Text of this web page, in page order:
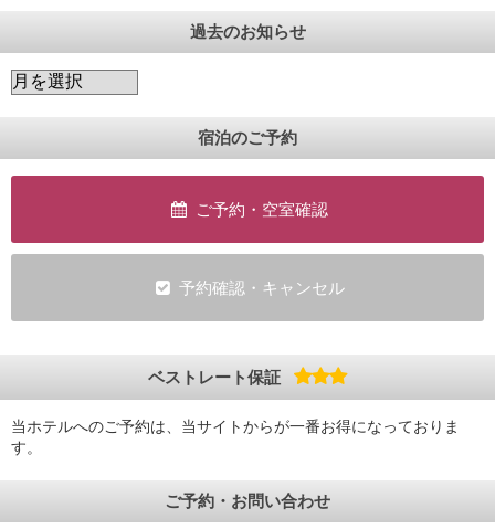
過去のお知らせ
宿泊のご予約
ご予約・空室確認
予約確認・キャンセル
ベストレート保証
当ホテルへのご予約は、当サイトからが一番お得になっておりま
す。
ご予約・お問い合わせ